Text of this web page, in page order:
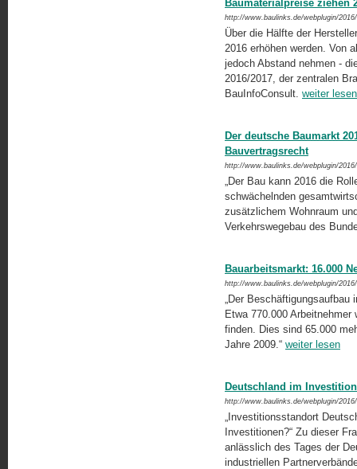
Baumaterialpreise ziehen
http://www.baulinks.de/webplugin/
Über die Hälfte der
2016 erhöhen werden. Von
jedoch Abstand nehmen -
2016/2017, der zentralen
BauInfoConsult. weiter lesen
Der deutsche Baumarkt
Bauvertragsrecht
http://www.baulinks.de/webplugin/
„Der Bau kann 2016 die
schwächelnden
zusätzlichem Wohnraum
Verkehrswegebau des
Bauarbeitsmarkt: 16.000
http://www.baulinks.de/webplugin/
„Der
Etwa 770.000
finden. Dies sind 65.000
Jahre 2009.“ weiter lesen
Deutschland im
http://www.baulinks.de/webplugin/
„Investitionsstandort
Investitionen?“ Zu dieser
anlässlich des Tages der
industriellen